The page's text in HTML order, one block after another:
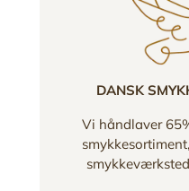
DANSK
Vi håndlaver